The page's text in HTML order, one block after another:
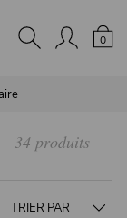
0
34 produits
TRIER PAR